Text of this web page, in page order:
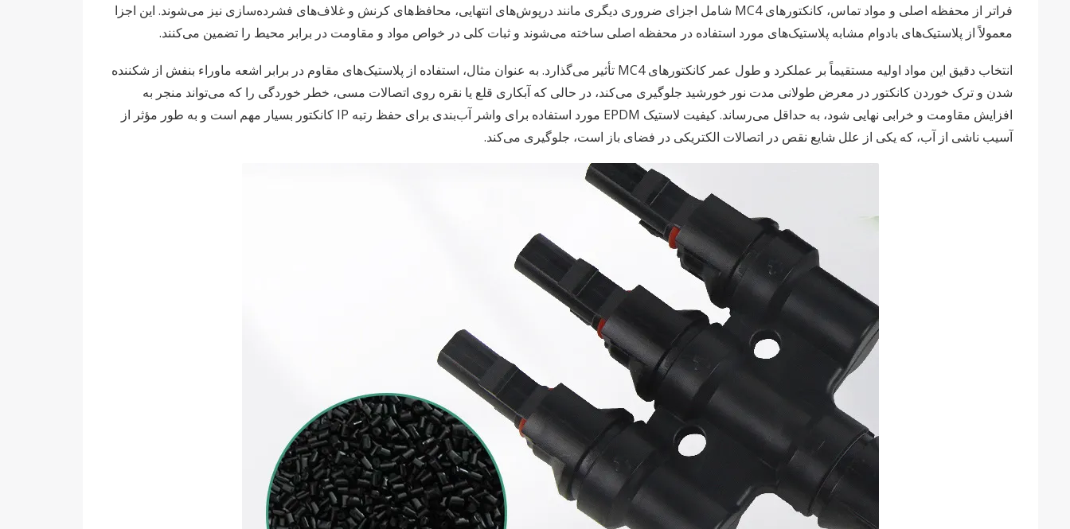
فراتر از محفظه اصلی و مواد تماس، کانکتورهای MC4 شامل اجزای ضروری دیگری مانند درپوش‌های انتهایی، محافظ‌های کرنش و غلاف‌های فشرده‌سازی نیز می‌شوند. این اجزا
معمولاً از پلاستیک‌های بادوام مشابه پلاستیک‌های مورد استفاده در محفظه اصلی ساخته می‌شوند و ثبات کلی در خواص مواد و مقاومت در برابر محیط را تضمین می‌کنند.
انتخاب دقیق این مواد اولیه مستقیماً بر عملکرد و طول عمر کانکتورهای MC4 تأثیر می‌گذارد. به عنوان مثال، استفاده از پلاستیک‌های مقاوم در برابر اشعه ماوراء بنفش از شکننده
شدن و ترک خوردن کانکتور در معرض طولانی مدت نور خورشید جلوگیری می‌کند، در حالی که آبکاری قلع یا نقره روی اتصالات مسی، خطر خوردگی را که می‌تواند منجر به
افزایش مقاومت و خرابی نهایی شود، به حداقل می‌رساند. کیفیت لاستیک EPDM مورد استفاده برای واشر آب‌بندی برای حفظ رتبه IP کانکتور بسیار مهم است و به طور مؤثر از
آسیب ناشی از آب، که یکی از علل شایع نقص در اتصالات الکتریکی در فضای باز است، جلوگیری می‌کند.